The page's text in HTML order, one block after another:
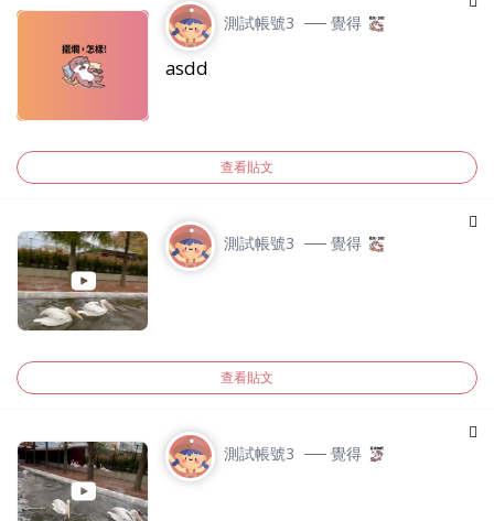
測試帳號3 ── 覺得
asdd
查看貼文
測試帳號3 ── 覺得
查看貼文
測試帳號3 ── 覺得